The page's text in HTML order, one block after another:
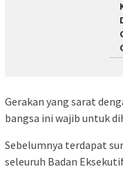
Gerakan yang sarat
bangsa ini wajib untuk
Sebelumnya terdapat
seleuruh Badan